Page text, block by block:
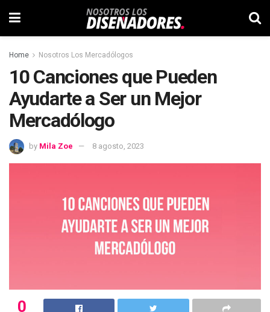
Home Nosotros Los Mercadólogos
10 Canciones que Pueden
Ayudarte a Ser un Mejor
Mercadólogo
by Mila Zoe 8 agosto, 2023
0